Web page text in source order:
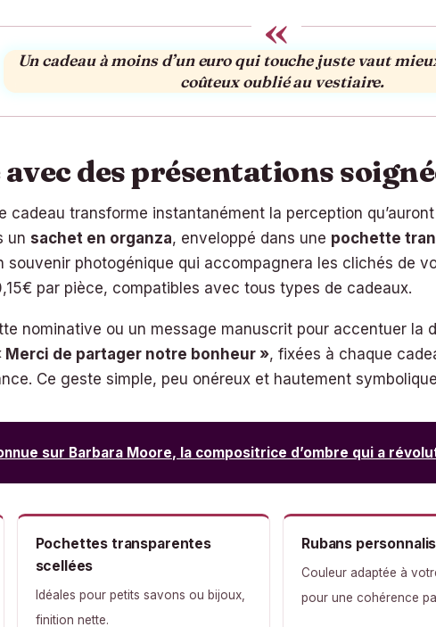
«
Un cadeau à moins d’un euro qui touche juste vaut
coûteux oublié au vestiaire.
des présentations
cadeau transforme instantanément la perception
un sachet en organza, enveloppé dans une pochette
photogénique qui accompagnera les clichés de
par pièce, compatibles avec tous types de cadeaux.
nominative ou un message manuscrit pour accentuer la
de partager notre bonheur », fixées à chaque
Ce geste simple, peu onéreux et hautement
sur Barbara Moore, la compositrice d’ombre qui a
Pochettes transparentes
scellées
Idéales pour petits savons ou bijoux,
finition nette.
Rubans
Couleur adaptée à
pour une cohérence